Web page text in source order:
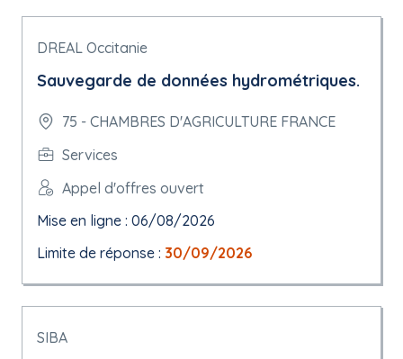
DREAL Occitanie
Sauvegarde de données hydrométriques.
75 - CHAMBRES D'AGRICULTURE FRANCE
Services
Appel d'offres ouvert
Mise en ligne : 06/08/2026
Limite de réponse : 30/09/2026
SIBA